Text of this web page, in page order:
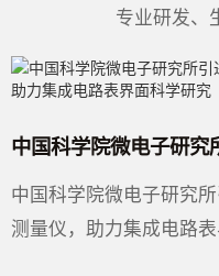
专业研发、
中国科学院微电子研究所引进铄瑞科技SDC-350H接
中国科学院微电子研究
测量仪，助力集成电路